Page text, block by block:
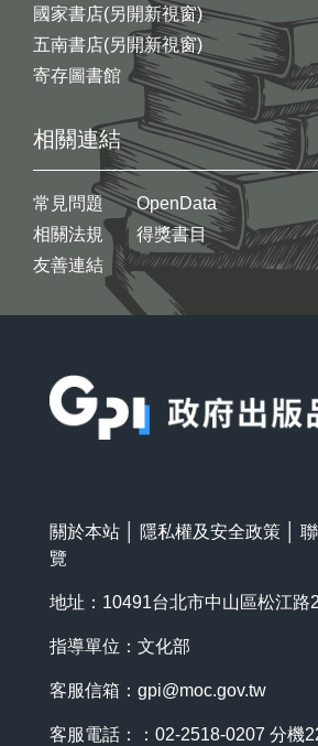
國家書店(另開新視窗)
五南書店(另開新視窗)
寄存圖書館
相關連結
常見問題
相關法規
友善連結
OpenData
得獎書目
關於本站 隱私權及安全政策
覽
地址：10491台北市中山區松江路
指導單位：文化部
客服信箱： gpi@moc.gov.tw
客服電話：：02-2518-0207 分機